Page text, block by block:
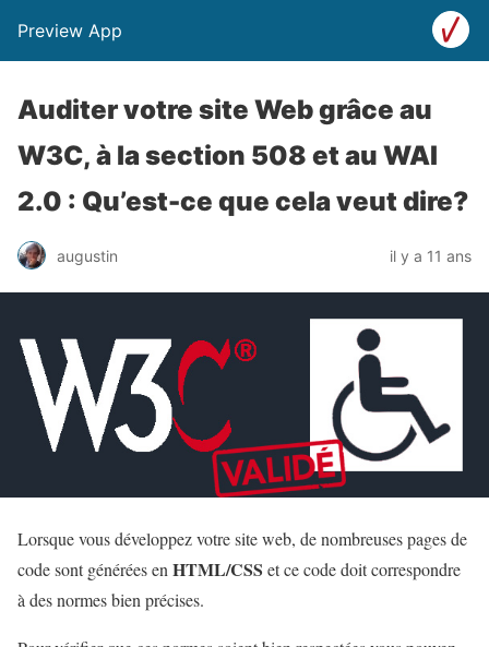
Preview App
Auditer votre site Web grâce au
W3C, à la section 508 et au WAI
2.0 : Qu’est-ce que cela veut dire?
augustin il y a 11 ans
Lorsque vous développez votre site web, de nombreuses pages de
code sont générées enHTML/CSS et ce code doit correspondre
à des normes bien précises.